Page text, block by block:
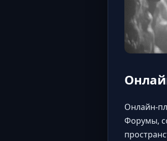
Онлайн-
Форумы,